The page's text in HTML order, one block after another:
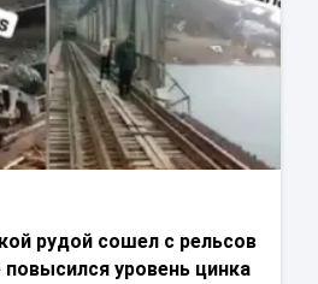
рудой сошел с рельсов
уровень цинка